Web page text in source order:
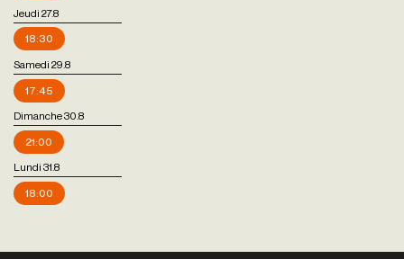
Jeudi 27.8
18:30
Samedi 29.8
17:45
Dimanche 30.8
21:00
Lundi 31.8
18:00